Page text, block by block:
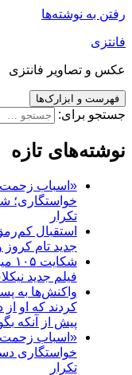
رفتن به نوشته‌ها
فانتزی
عکس و تصاویر فانتزی
فهرست و ابزارک‌ها
جستجو برای:
نوشته‌های تازه
«اسباب
تکرار
جدید تام کروز
فیلم جدید
واکنش‌ها به
کردند که او
پیش از آنکه
«اسباب
تکرار